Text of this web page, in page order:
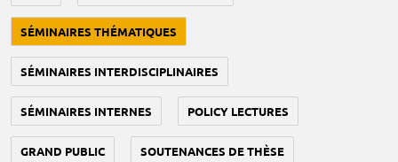
SÉMINAIRES THÉMATIQUES
SÉMINAIRES INTERDISCIPLINAIRES
SÉMINAIRES INTERNES POLICY LECTURES
GRAND PUBLIC SOUTENANCES DE THÈSE